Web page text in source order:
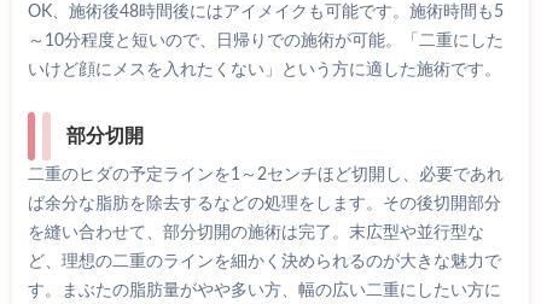
OK、施術後48時間後にはアイメイクも可能です。施術時間も5
～10分程度と短いので、日帰りでの施術が可能。「二重にした
いけど顔にメスを入れたくない」という方に適した施術です。
部分切開
二重のヒダの予定ラインを1～2センチほど切開し、必要であれ
ば余分な脂肪を除去するなどの処理をします。その後切開部分
を縫い合わせて、部分切開の施術は完了。末広型や並行型な
ど、理想の二重のラインを細かく決められるのが大きな魅力で
す。まぶたの脂肪量がやや多い方、幅の広い二重にしたい方に